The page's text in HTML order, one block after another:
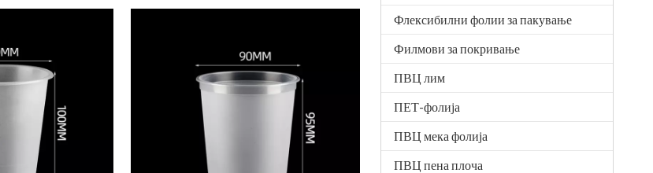
Флексибилни фолии за пакување
Филмови за покривање
ПВЦ лим
ПЕТ-фолија
ПВЦ мека фолија
ПВЦ пена плоча